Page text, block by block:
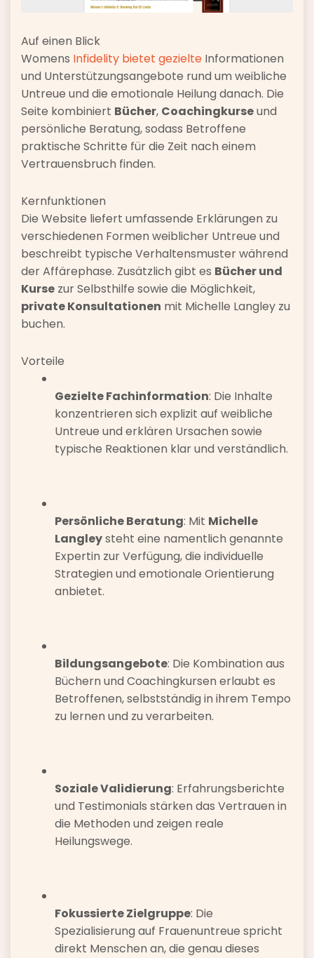
Auf einen Blick
Womens Infidelity bietet gezielte Informationen
und Unterstützungsangebote rund um weibliche
Untreue und die emotionale Heilung danach. Die
Seite kombiniert Bücher, Coachingkurseund
persönliche Beratung, sodass Betroffene
praktische Schritte für die Zeit nach einem
Vertrauensbruch finden.
Kernfunktionen
Die Website liefert umfassende Erklärungen zu
verschiedenen Formen weiblicher Untreue und
beschreibt typische Verhaltensmuster während
der Affärephase. Zusätzlich gibt es Bücher und
Kurse zur Selbsthilfe sowie die Möglichkeit,
private Konsultationen mit Michelle Langley zu
buchen.
Vorteile
Gezielte Fachinformation: Die Inhalte
konzentrieren sich explizit auf weibliche
Untreue und erklären Ursachen sowie
typische Reaktionen klar und verständlich.
Persönliche Beratung: Mit Michelle
Langleysteht eine namentlich genannte
Expertin zur Verfügung, die individuelle
Strategien und emotionale Orientierung
anbietet.
Bildungsangebote: Die Kombination aus
Büchern und Coachingkursen erlaubt es
Betroffenen, selbstständig in ihrem Tempo
zu lernen und zu verarbeiten.
Soziale Validierung: Erfahrungsberichte
und Testimonials stärken das Vertrauen in
die Methoden und zeigen reale
Heilungswege.
Fokussierte Zielgruppe: Die
Spezialisierung auf Frauenuntreue spricht
direkt Menschen an, die genau dieses